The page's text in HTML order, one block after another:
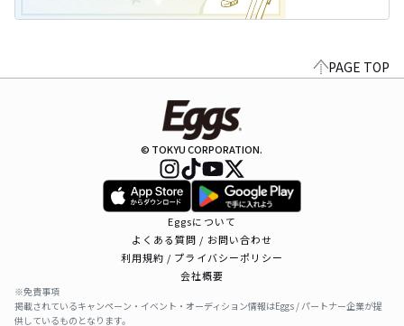
PAGE TOP
© TOKYU CORPORATION.
Eggsについて
よくある質問 / お問い合わせ
利用規約 / プライバシーポリシー
会社概要
※免責事項
掲載されているキャンペーン・イベント・オーディション情報はEggs / パートナー企業が提
供しているものとなります。